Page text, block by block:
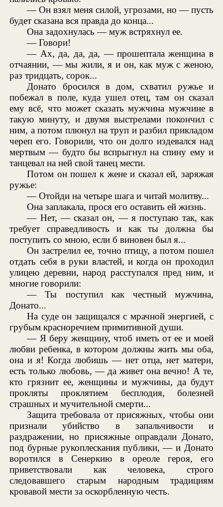
— Он взял меня силой, угрозами, но — пусть
будет сказана вся правда до конца...
Она задохнулась — муж встряхнул ее.
— Говори!
— Ах, да, да, да, — прошептала женщина в
отчаянии, — мы жили, я и он, как муж с женою,
раз тридцать, сорок...
Донато бросился в дом, схватил ружье и
побежал в поле, куда ушел отец, там он сказал
ему всё, что может сказать мужчина мужчине в
такую минуту, и двумя выстрелами покончил с
ним, а потом плюнул на труп и разбил прикладом
череп его. Говорили, что он долго издевался над
мертвым — будто бы вспрыгнул на спину ему и
танцевал на ней свой танец мести.
Потом он пошел к жене и сказал ей, заряжая
ружье:
— Отойди на четыре шага и читай молитву...
Она заплакала, прося его оставить ей жизнь.
— Нет, — сказал он, — я поступаю так, как
требует справедливость и как ты должна бы
поступить со мною, если б виновен был я...
Он застрелил ее, точно птицу, а потом пошел
отдать себя в руки властей, и когда он проходил
улицею деревни, народ расступался пред ним, и
многие говорили:
— Ты поступил как честный мужчина,
Донато...
На суде он защищался с мрачной энергией, с
грубым красноречием примитивной души.
— Я беру женщину, чтоб иметь от ее и моей
любви ребенка, в котором должны жить мы оба,
она и я! Когда любишь — нет отца, нет матери,
есть только любовь, — да живет она вечно! А те,
кто грязнит ее, женщины и мужчины, да будут
прокляты проклятием бесплодия, болезней
страшных и мучительной смерти...
Защита требовала от присяжных, чтобы они
признали убийство в запальчивости и
раздражении, но присяжные оправдали Донато,
под бурные рукоплескания публики, — и Донато
воротился в Сенеркию в ореоле героя, его
приветствовали как человека, строго
следовавшего старым народным традициям
кровавой мести за оскорбленную честь.